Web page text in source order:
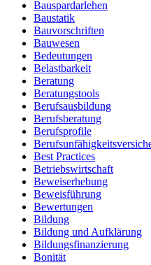
Bauspardarlehen
Baustatik
Bauvorschriften
Bauwesen
Bedeutungen
Belastbarkeit
Beratung
Beratungstools
Berufsausbildung
Berufsberatung
Berufsprofile
Best Practices
Betriebswirtschaft
Beweiserhebung
Beweisführung
Bewertungen
Bildung
Bildung und Aufklärung
Bildungsfinanzierung
Bonität